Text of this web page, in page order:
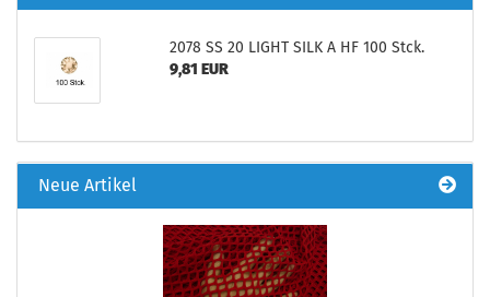
2078 SS 20 LIGHT SILK A HF 100 Stck.
9,81 EUR
Neue Artikel